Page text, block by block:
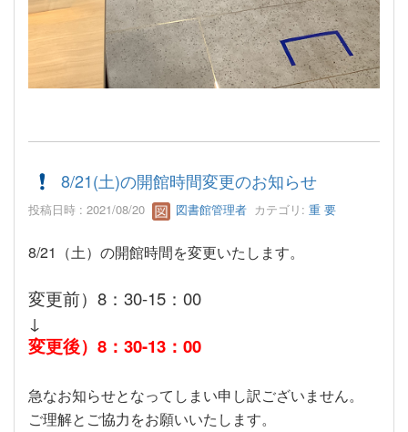
8/21(土)の開館時間変更のお知らせ
投稿日時 : 2021/08/20 図書館管理者 カテゴリ: 重 要
8/21（土）の開館時間を変更いたします。
変更前）8：30-15：00
↓
変更後）8：30-13：00
急なお知らせとなってしまい申し訳ございません。
ご理解とご協力をお願いいたします。